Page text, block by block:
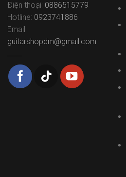
Điện thoại: 0886515779
Hotline: 0923741886
Email:
guitarshopdm@gmail.com